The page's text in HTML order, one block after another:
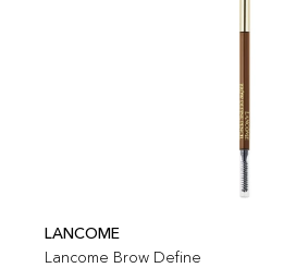
LANCOME
Lancome Brow Define